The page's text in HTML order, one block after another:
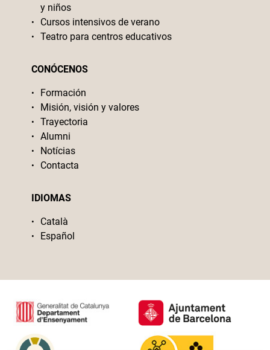
y niños
Cursos intensivos de verano
Teatro para centros educativos
CONÓCENOS
Formación
Misión, visión y valores
Trayectoria
Alumni
Notícias
Contacta
IDIOMAS
Català
Español